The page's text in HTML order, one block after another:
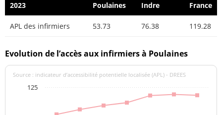
2023 Poulaines Indre France
APL des infirmiers 53.73 76.38 119.28
Evolution de l’accès aux infirmiers à Poulaines
Source : indicateur d’accessibilité potentielle localisée (APL) - DREES
125